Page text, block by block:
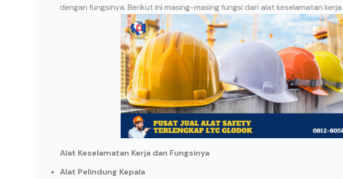
dengan fungsinya. Berikut ini masing-masing fungsi dari alat keselamatan kerja.
Alat Keselamatan Kerja dan Fungsinya
Alat Pelindung Kepala